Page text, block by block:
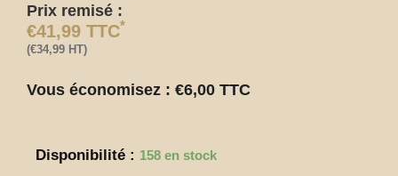
Prix remisé :
€41,99 TTC*
(€34,99 HT)
Vous économisez : €6,00 TTC
Disponibilité : 158 en stock
quantité